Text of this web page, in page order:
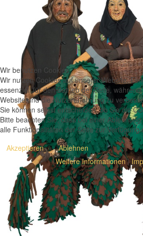
Wir benutzen Cookies
Wir nutzen Cookies auf unserer Website.
essenziell für den Betrieb der Seite,
Website und die Nutzererfahrung zu
Sie können selbst entscheiden, ob Sie die
Bitte beachten Sie, dass bei einer
alle Funktionalitäten der Seite zur Verfügung
Akzeptieren
Ablehnen
Weitere Informationen|